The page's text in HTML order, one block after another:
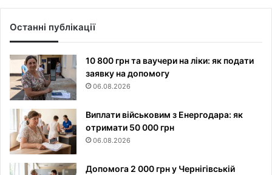
Останні публікації
10 800 грн та ваучери на ліки: як подати
заявку на допомогу
06.08.2026
Виплати військовим з Енергодара: як
отримати 50 000 грн
06.08.2026
Допомога 2 000 грн у Чернігівській